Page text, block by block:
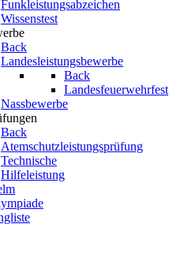
Funkleistungsabzeichen
Wissenstest
Back
Landesleistungsbewerbe
Back
Landesfeuerwehrfest
Nassbewerbe
Back
Atemschutzleistungsprüfung
Technische
Hilfeleistung